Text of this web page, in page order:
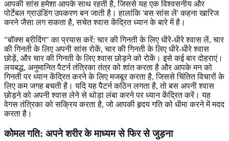
आपकी सांस हमेशा आपके साथ रहती है, जिससे यह एक विश्वसनीय और
पोर्टेबल ग्राउंडिंग उपकरण बन जाती है। हालांकि 'बस सांस लें' कहना खारिज
करने जैसा लग सकता है, सचेत श्वास केंद्रित ध्यान के बारे में है।
"बॉक्स ब्रीदिंग" का प्रयास करें: चार की गिनती के लिए धीरे-धीरे श्वास लें, चार
की गिनती के लिए अपनी सांस रोकें, चार की गिनती के लिए धीरे-धीरे श्वास
छोड़ें, और चार की गिनती के लिए श्वास छोड़ने को रोकें। इसे कई बार दोहराएं।
लयबद्ध, अनुमानित पैटर्न तंत्रिका तंत्र को शांत करता है और आपके मन को
गिनती पर ध्यान केंद्रित करने के लिए मजबूर करता है, जिससे चिंतित विचारों के
लिए कम जगह बचती है। यदि यह पैटर्न कठिन लगता है, तो बस अपनी श्वास
छोड़ने को अपनी श्वास लेने से थोड़ा लंबा करने पर ध्यान केंद्रित करें। यह
वेगस तंत्रिका को सक्रिय करता है, जो आपकी हृदय गति को धीमा करने में मदद
करता है।
कोमल गति: अपने शरीर के माध्यम से फिर से जुड़ना